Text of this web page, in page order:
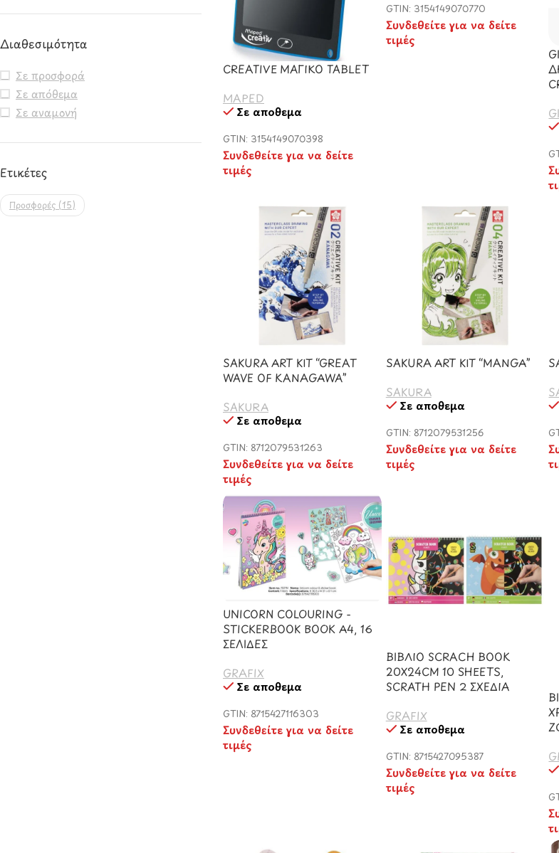
Διαθεσιμότητα
Σε προσφορά
Σε απόθεμα
Σε αναμονή
Ετικέτες
Προσφορές (15)
CREATIVE ΜΑΓΙΚΟ TABLET
MAPED
Σε απόθεμα
GTIN: 3154149070398
Συνδεθείτε για να δείτε
τιμές
GTIN: 3154149070770
Συνδεθείτε για να δείτε
τιμές
SAKURA ART KIT “GREAT
WAVE OF KANAGAWA”
SAKURA
Σε απόθεμα
GTIN: 8712079531263
Συνδεθείτε για να δείτε
τιμές
SAKURA ART KIT “MANGA”
SAKURA
Σε απόθεμα
GTIN: 8712079531256
Συνδεθείτε για να δείτε
τιμές
UNICORN COLOURING -
STICKERBOOK BOOK A4, 16
ΣΕΛΙΔΕΣ
GRAFIX
Σε απόθεμα
GTIN: 8715427116303
Συνδεθείτε για να δείτε
τιμές
ΒΙΒΛΙΟ SCRACH BOOK
20X24CM 10 SHEETS,
SCRATH PEN 2 ΣΧΕΔΙΑ
GRAFIX
Σε απόθεμα
GTIN: 8715427095387
Συνδεθείτε για να δείτε
τιμές